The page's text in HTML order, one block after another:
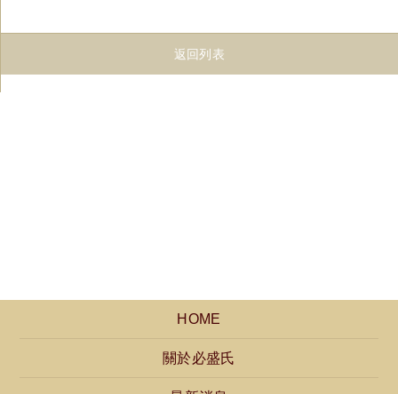
返回列表
HOME
關於必盛氏